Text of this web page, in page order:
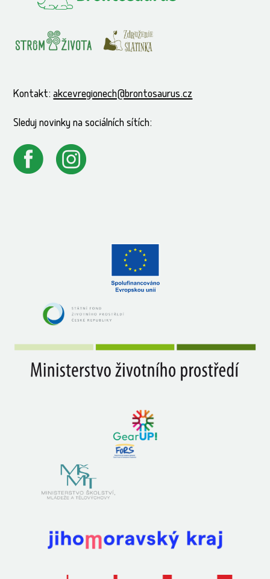
Kontakt:akcevregionech@brontosaurus.cz
Sleduj novinky na sociálních sítích: